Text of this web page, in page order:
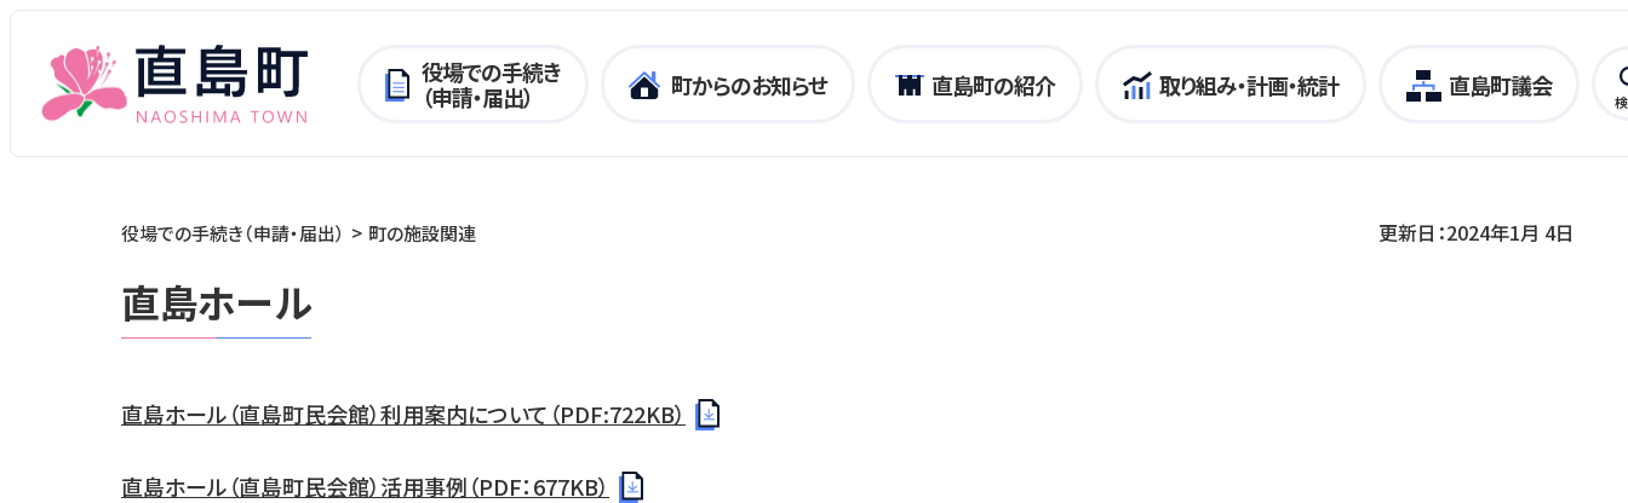
役場での手続き
（申請・届出）
町からのお知らせ 直島町の紹介 取り組み・計画・統計 直島町議会
役場での手続き（申請・届出） 町の施設関連 更新日：2024年1月 4日
直島ホール
直島ホール（直島町民会館）利用案内について（PDF:722KB）
直島ホール（直島町民会館）活用事例（PDF：677KB）